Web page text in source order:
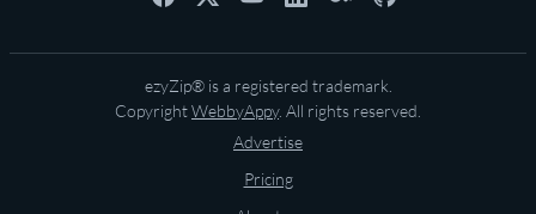
ezyZip® is a registered trademark.
CopyrightWebbyAppy. All rights reserved.
Advertise
Pricing